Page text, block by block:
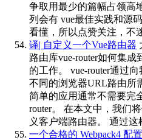
争取用最少的篇幅占领高
列会有 vue最佳实践和源
看懂，所以点赞关注，不
译| 自定义一个Vue路由器
路由库vue-router如何集
的工作。 vue-router通过
不同的浏览器URL路由所
简单的应用通常不需要完
router。 在本文中，我们
义客户端路由器。 通过
一个合格的 Webpack4 配